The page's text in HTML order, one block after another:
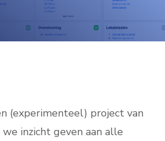
(experimenteel) project van
inzicht geven aan alle